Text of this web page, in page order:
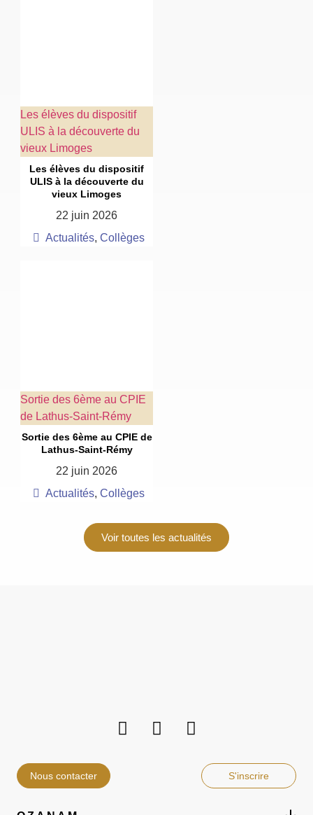
Les élèves du dispositif
ULIS à la découverte du
vieux Limoges
Les élèves du dispositif
ULIS à la découverte du
vieux Limoges
22 juin 2026
Actualités, Collèges
Sortie des 6ème au CPIE
de Lathus-Saint-Rémy
Sortie des 6ème au CPIE de
Lathus-Saint-Rémy
22 juin 2026
Actualités, Collèges
Voir toutes les actualités
Nous contacter S'inscrire